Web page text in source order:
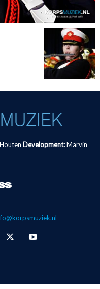
Development: Marvin